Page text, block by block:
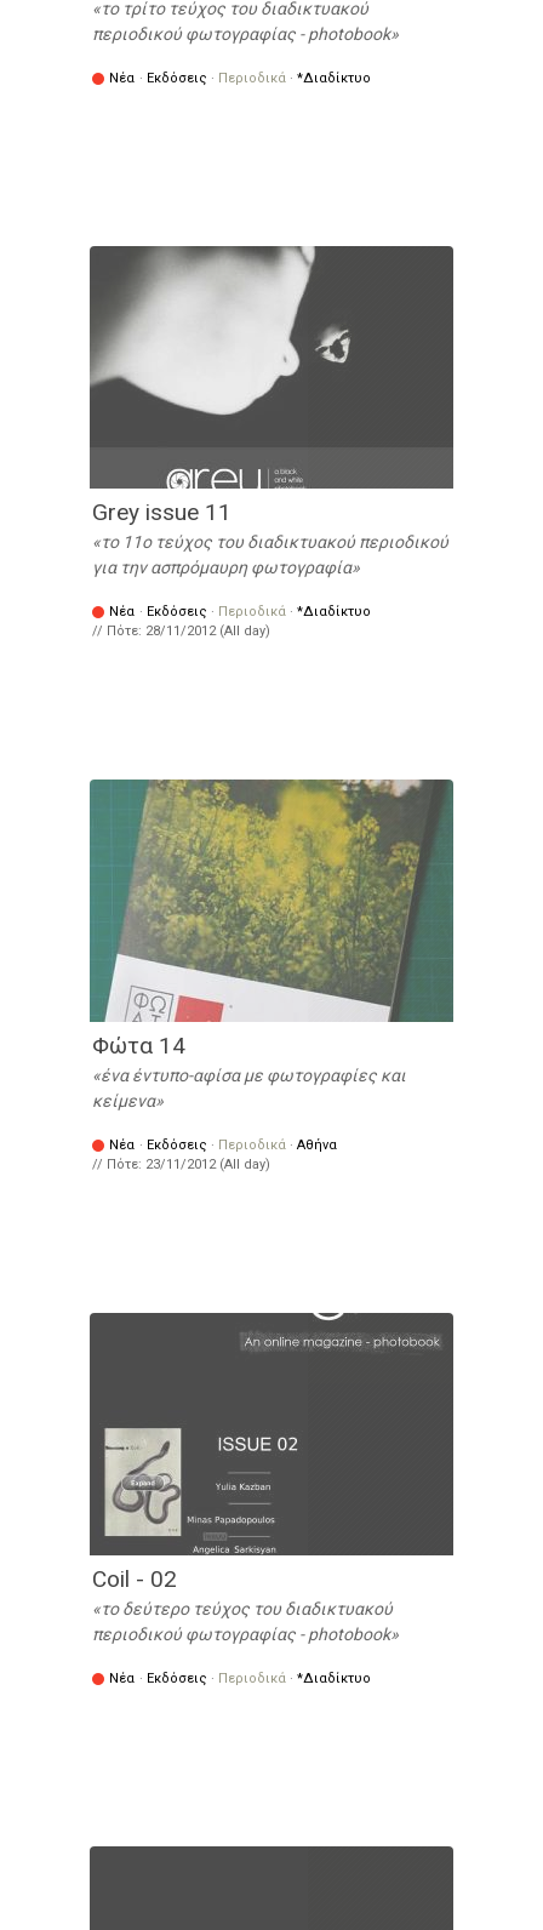
το τρίτο τεύχος του διαδικτυακού
περιοδικού φωτογραφίας - photobook
Νέα · Εκδόσεις · Περιοδικά · *Διαδίκτυο
Grey issue 11
τo 11o τεύχος του διαδικτυακού περιοδικού
για την ασπρόμαυρη φωτογραφία
Νέα · Εκδόσεις · Περιοδικά · *Διαδίκτυο
// Πότε: 28/11/2012 (All day)
Φώτα 14
ένα έντυπο-αφίσα με φωτογραφίες και
κείμενα
Νέα · Εκδόσεις · Περιοδικά · Αθήνα
// Πότε: 23/11/2012 (All day)
Coil - 02
το δεύτερο τεύχος του διαδικτυακού
περιοδικού φωτογραφίας - photobook
Νέα · Εκδόσεις · Περιοδικά · *Διαδίκτυο